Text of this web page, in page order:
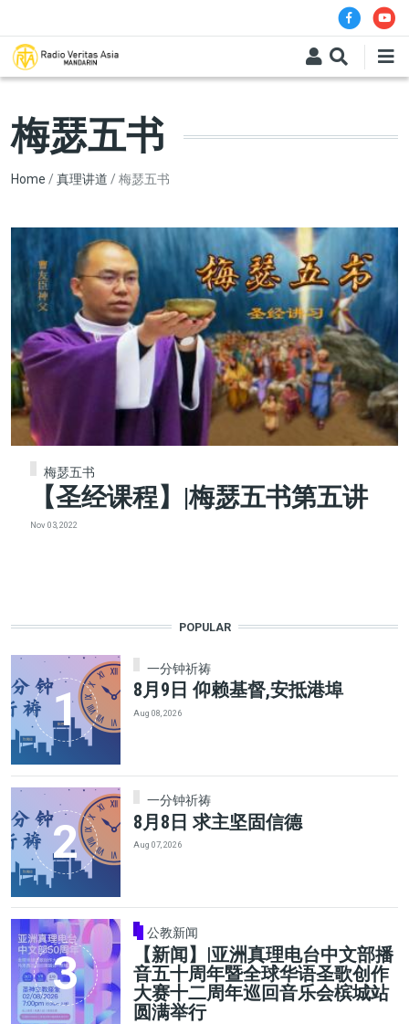
梅瑟五书
Breadcrumb
Home 真理讲道 梅瑟五书
梅瑟五书
【圣经课程】|梅瑟五书第五讲
Nov 03, 2022
POPULAR
一分钟祈祷
8月9日 仰赖基督,安抵港埠
Aug 08, 2026
一分钟祈祷
8月8日 求主坚固信德
Aug 07, 2026
公教新闻
【新闻】|亚洲真理电台中文部播
音五十周年暨全球华语圣歌创作
大赛十二周年巡回音乐会槟城站
圆满举行